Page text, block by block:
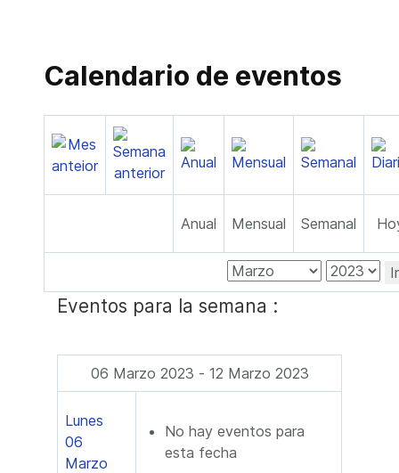
Calendario de eventos
Anual Mensual Semanal
Eventos para la semana :
06 Marzo 2023 - 12 Marzo 2023
Lunes
06
Marzo
No hay eventos para
esta fecha